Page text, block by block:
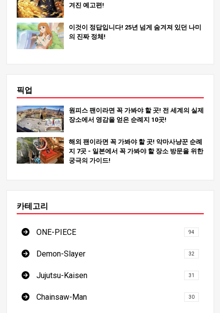
겨진 예고편!
이것이 정답입니다! 25년 넘게 숨겨져 있던 나미
의 진짜 정체!
픽업
원피스 팬이라면 꼭 가봐야 할 곳! 전 세계의 실제
장소에서 영감을 얻은 순례지 10곳!
해외 팬이라면 꼭 가봐야 할 곳! 악마사냥꾼 순례
지 7곳 - 일본에서 꼭 가봐야 할 장소 방문을 위한
궁극의 가이드!
카테고리
ONE-PIECE 94
Demon-Slayer 32
Jujutsu-Kaisen 31
Chainsaw-Man 30